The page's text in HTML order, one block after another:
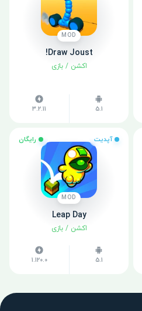
MOD
Draw Joust!
اکشن /بازی
5.1
3.2.11
آپدیت رایگان
MOD
Leap Day
اکشن /بازی
5.1
1.120.0